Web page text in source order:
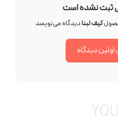
ثبت نشده است
کیف لبنادیدگاه می‌نویسد
دیدگاه